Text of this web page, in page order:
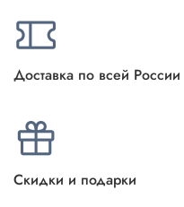
Доставка по всей России
Скидки и подарки